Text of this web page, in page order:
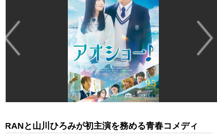
RANと山川ひろみが初主演を務める青春コメディ